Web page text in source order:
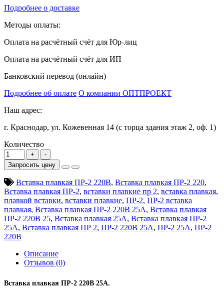
Подробнее о доставке
Методы оплаты:
Оплата на расчётный счёт для Юр-лиц
Оплата на расчётный счёт для ИП
Банковский перевод (онлайн)
Подробнее об оплате О компании ОПТПРОЕКТ
Наш адрес:
г. Краснодар, ул. Кожевенная 14 (с торца здания этаж 2, оф. 1)
Количество
Запросить цену
Вставка плавкая ПР-2 220В, Вставка плавкая ПР-2 220,
Вставка плавкая ПР-2, вставки плавкие пр 2, вставка плавкая,
плавкой вставки, вставки плавкие, ПР-2, ПР-2 вставка
плавкая, Вставка плавкая ПР-2 220В 25А, Вставка плавкая
ПР-2 220В 25, Вставка плавкая 25А, Вставка плавкая ПР-2
25А, Вставка плавкая ПР 2, ПР-2 220В 25А, ПР-2 25А, ПР-2
220В
Описание
Отзывов (0)
Вставка плавкая ПР-2 220В 25А.